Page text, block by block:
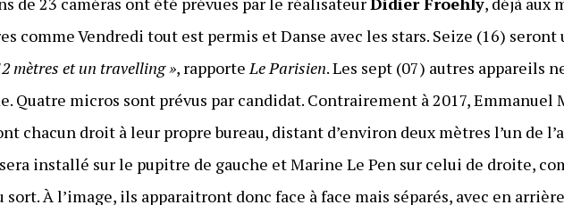
comme Vendredi tout est permis et Danse avec les stars. Seize (16)
mètres et un travelling », rapporteLe Parisien. Les sept (07) autres appareils
Quatre micros sont prévus par candidat. Contrairement à 2017, Emmanuel
chacun droit à leur propre bureau, distant d’environ deux mètres l’un de
installé sur le pupitre de gauche et Marine Le Pen sur celui de droite,
sort. À l’image, ils apparaitront donc face à face mais séparés, avec en